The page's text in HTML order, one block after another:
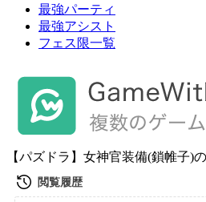
最強パーティ
最強アシスト
フェス限一覧
【パズドラ】女神官装備(鎖帷子)